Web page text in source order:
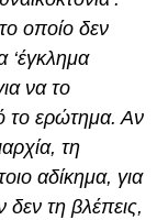
οποίο δεν
‘έγκλημα
να το
το ερώτημα. Αν
τη
αδίκημα, για
δεν τη βλέπεις,